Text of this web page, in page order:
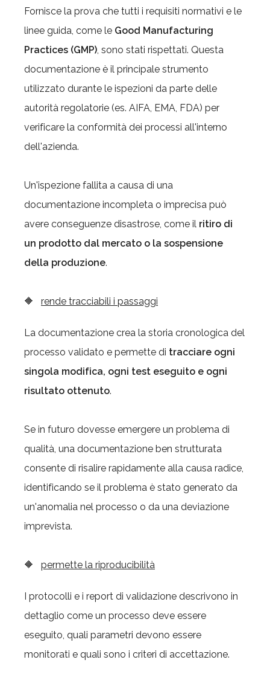
Fornisce la prova che tutti i requisiti normativi e le
linee guida, come le Good Manufacturing
Practices (GMP), sono stati rispettati. Questa
documentazione è il principale strumento
utilizzato durante le ispezioni da parte delle
autorità regolatorie (es. AIFA, EMA, FDA) per
verificare la conformità dei processi all'interno
dell'azienda.
Un'ispezione fallita a causa di una
documentazione incompleta o imprecisa può
avere conseguenze disastrose, come il ritiro di
un prodotto dal mercato o la sospensione
della produzione.
🔶 rende tracciabili i passaggi
La documentazione crea la storia cronologica del
processo validato e permette di tracciare ogni
singola modifica, ogni test eseguito e ogni
risultato ottenuto.
Se in futuro dovesse emergere un problema di
qualità, una documentazione ben strutturata
consente di risalire rapidamente alla causa radice,
identificando se il problema è stato generato da
un'anomalia nel processo o da una deviazione
imprevista.
🔶 permette la riproducibilità
I protocolli e i report di validazione descrivono in
dettaglio come un processo deve essere
eseguito, quali parametri devono essere
monitorati e quali sono i criteri di accettazione.